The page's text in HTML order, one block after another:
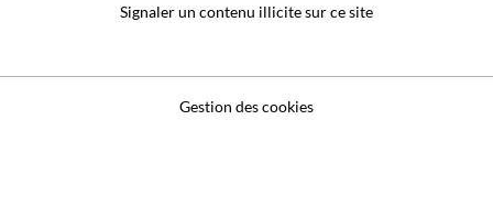
Signaler un contenu illicite sur ce site
Gestion des cookies